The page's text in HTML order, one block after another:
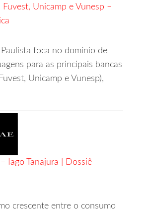
Fuvest, Unicamp e Vunesp –
foca no domínio de
para as principais bancas
Unicamp e Vunesp),
Iago Tanajura | Dossiê
crescente entre o consumo